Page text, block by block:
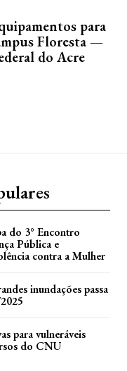
para
Floresta —
do Acre
do 3° Encontro
Pública e
contra a Mulher
inundações passa
para vulneráveis
do CNU